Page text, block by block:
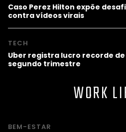
Caso Perez Hilton expõe
contra vídeos virais
TECH
Uber registra lucro recorde de
segundo trimestre
WORK
BEM-ESTAR